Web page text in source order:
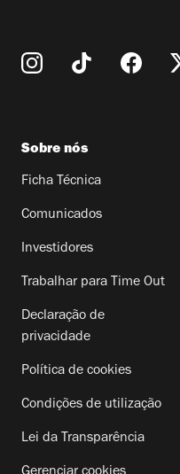
Sobre nós
Ficha Técnica
Comunicados
Investidores
Trabalhar para Time Out
Declaração de
privacidade
Política de cookies
Condições de utilização
Lei da Transparência